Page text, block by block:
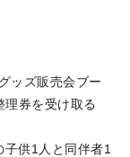
ッズ販売会ブー
券を受け取る
供1人と同伴者1